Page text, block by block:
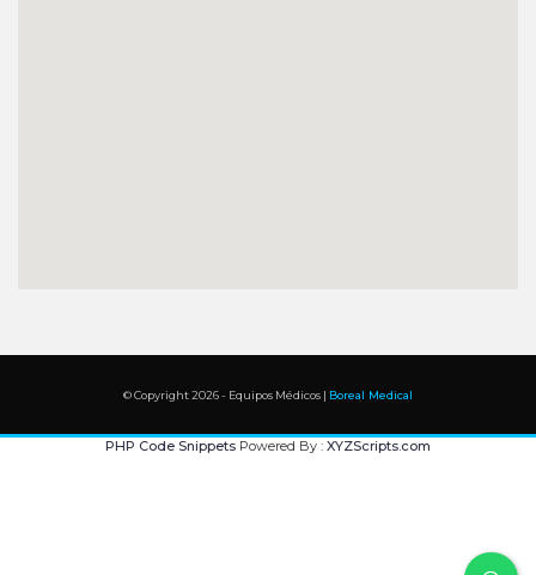
© Copyright 2026 - Equipos Médicos | Boreal Medical
PHP Code Snippets Powered By : XYZScripts.com